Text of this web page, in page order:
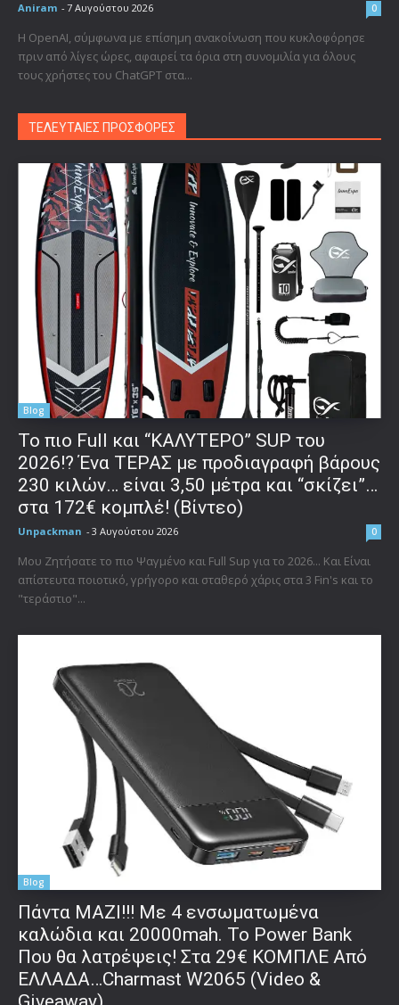
Aniram - 7 Αυγούστου 2026 0
Η OpenAI, σύμφωνα με επίσημη ανακοίνωση που κυκλοφόρησε
πριν από λίγες ώρες, αφαιρεί τα όρια στη συνομιλία για όλους
τους χρήστες του ChatGPT στα...
ΤΕΛΕΥΤΑΙΕΣ ΠΡΟΣΦΟΡΕΣ
Blog
To πιο Full και “ΚΑΛΥΤΕΡΟ” SUP του
2026!? Ένα ΤΕΡΑΣ με προδιαγραφή βάρους
230 κιλών… είναι 3,50 μέτρα και “σκίζει”…
στα 172€ κομπλέ! (Βίντεο)
Unpackman - 3 Αυγούστου 2026 0
Μου Ζητήσατε το πιο Ψαγμένο και Full Sup για το 2026... Και Είναι
απίστευτα ποιοτικό, γρήγορο και σταθερό χάρις στα 3 Fin's και το
"τεράστιο"...
Blog
Πάντα ΜΑΖΙ!!! Με 4 ενσωματωμένα
καλώδια και 20000mah. Το Power Bank
Που θα λατρέψεις! Στα 29€ ΚΟΜΠΛΕ Από
ΕΛΛΑΔΑ…Charmast W2065 (Video &